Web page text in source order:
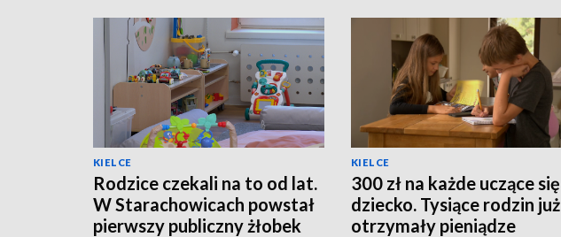
KIELCE
Rodzice czekali na to od lat.
W Starachowicach powstał
pierwszy publiczny żłobek
KIELCE
300 zł na każde uczące się
dziecko. Tysiące rodzin już
otrzymały pieniądze